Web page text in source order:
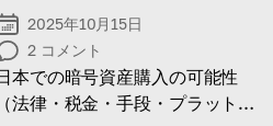
2025年10月15日
2 コメント
本での暗号資産購入の可能性
（法律・税金・手段・プラットフ